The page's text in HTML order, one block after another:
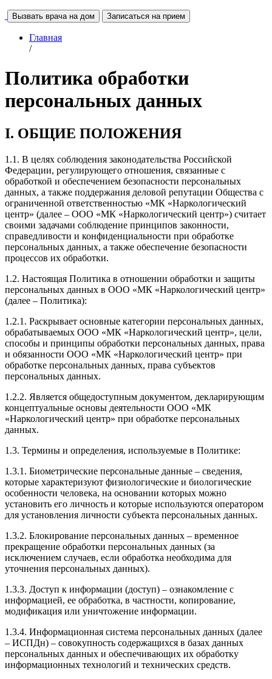
Вызвать врача на дом Записаться на прием
Главная
/
Политика обработки
персональных данных
I. ОБЩИЕ ПОЛОЖЕНИЯ
1.1. В целях соблюдения законодательства Российской
Федерации, регулирующего отношения, связанные с
обработкой и обеспечением безопасности персональных
данных, а также поддержания деловой репутации Общества с
ограниченной ответственностью «МК «Наркологический
центр» (далее – ООО «МК «Наркологический центр») считает
своими задачами соблюдение принципов законности,
справедливости и конфиденциальности при обработке
персональных данных, а также обеспечение безопасности
процессов их обработки.
1.2. Настоящая Политика в отношении обработки и защиты
персональных данных в ООО «МК «Наркологический центр»
(далее – Политика):
1.2.1. Раскрывает основные категории персональных данных,
обрабатываемых ООО «МК «Наркологический центр», цели,
способы и принципы обработки персональных данных, права
и обязанности ООО «МК «Наркологический центр» при
обработке персональных данных, права субъектов
персональных данных.
1.2.2. Является общедоступным документом, декларирующим
концептуальные основы деятельности ООО «МК
«Наркологический центр» при обработке персональных
данных.
1.3. Термины и определения, используемые в Политике:
1.3.1. Биометрические персональные данные – сведения,
которые характеризуют физиологические и биологические
особенности человека, на основании которых можно
установить его личность и которые используются оператором
для установления личности субъекта персональных данных.
1.3.2. Блокирование персональных данных – временное
прекращение обработки персональных данных (за
исключением случаев, если обработка необходима для
уточнения персональных данных).
1.3.3. Доступ к информации (доступ) – ознакомление с
информацией, ее обработка, в частности, копирование,
модификация или уничтожение информации.
1.3.4. Информационная система персональных данных (далее
– ИСПДн) – совокупность содержащихся в базах данных
персональных данных и обеспечивающих их обработку
информационных технологий и технических средств.